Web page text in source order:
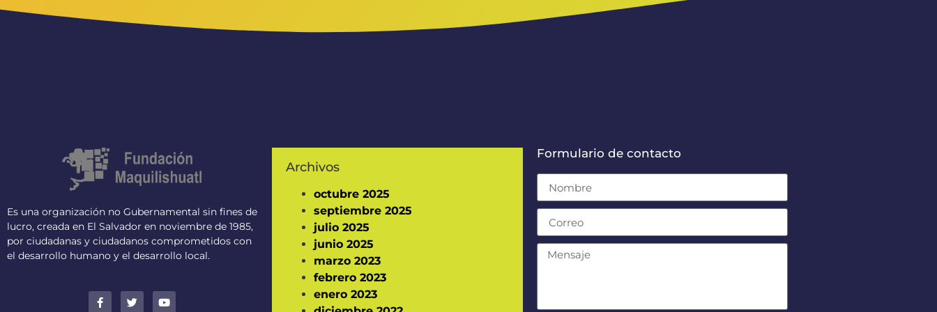
Es una organización no Gubernamental sin fines de
lucro, creada en El Salvador en noviembre de 1985,
por ciudadanas y ciudadanos comprometidos con
el desarrollo humano y el desarrollo local.
Archivos
octubre 2025
septiembre 2025
julio 2025
junio 2025
marzo 2023
febrero 2023
enero 2023
Formulario de contacto